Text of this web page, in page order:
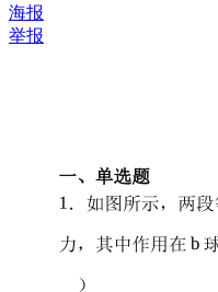
海报
举报